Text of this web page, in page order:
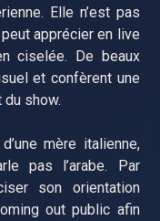
Elle n’est pas
apprécier en live
ciselée. De beaux
et confèrent une
show.
mère italienne,
pas l’arabe. Par
son orientation
out public afin